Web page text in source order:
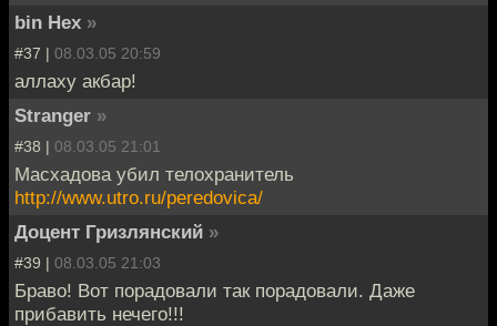
bin Hex »
#37 | 08.03.05 20:59
аллаху акбар!
Stranger »
#38 | 08.03.05 21:01
Масхадова убил телохранитель
http://www.utro.ru/peredovica/
Доцент Гризлянский »
#39 | 08.03.05 21:03
Браво! Вот порадовали так порадовали. Даже
прибавить нечего!!!